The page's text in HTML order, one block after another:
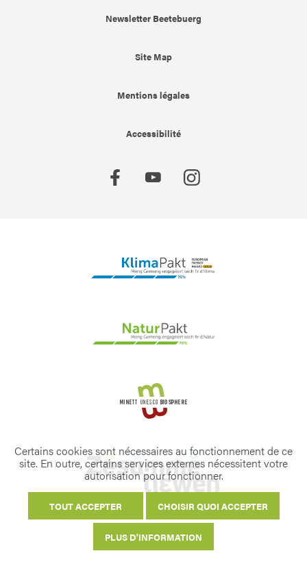
Newsletter Beetebuerg
Site Map
Mentions légales
Accessibilité
Certains cookies sont nécessaires au fonctionnement de ce
site. En outre, certains services externes nécessitent votre
autorisation pour fonctionner.
TOUT ACCEPTER CHOISIR QUOI ACCEPTER
PLUS D'INFORMATION